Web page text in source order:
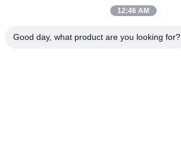
12:46 AM
Good day, what product are you looking for?